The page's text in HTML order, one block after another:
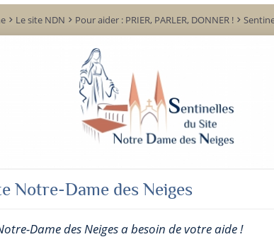
keyboard_arrow_right Le site NDN keyboard_arrow_right Pour aider : PRIER, PARLER, DONNER ! keyboard_arrow_right
Notre-Dame des Neiges
Dame des Neiges a besoin de votre aide !